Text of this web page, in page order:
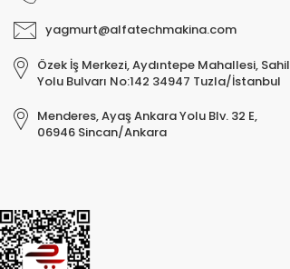
yagmurt@alfatechmakina.com
Özek İş Merkezi, Aydıntepe Mahallesi, Sahil
Yolu Bulvarı No:142 34947 Tuzla/İstanbul
Menderes, Ayaş Ankara Yolu Blv. 32 E,
06946 Sincan/Ankara